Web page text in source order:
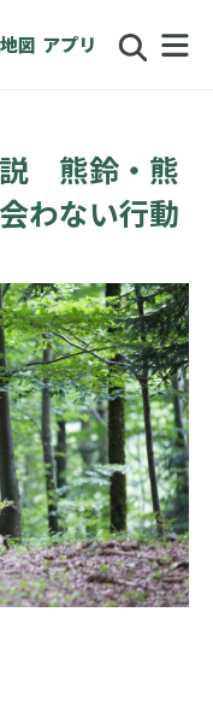
図 アプリ
説 熊鈴・熊
わない行動